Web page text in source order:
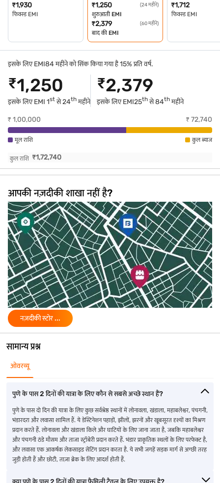
₹1,930
फिक्स्ड EMI
₹1,250 (24 महीने)
शुरुआती EMI
₹2,379 (60 महीने)
बाद की EMI
₹1,712
फिक्स्ड EMI
इसके लिए EMI84 महीने को सिंक किया गया है 15% प्रति वर्ष.
₹1,250
इसके लिए EMI 1stसे 24th महीने
₹2,379
इसके लिए EMI25thसे 84th महीने
₹ 1,00,000 ₹ 72,740
मूल राशि कुल ब्याज
कुल राशि ₹1,72,740
आपकी नज़दीकी शाखा नहीं है?
नज़दीकी स्टोर ...
सामान्य प्रश्न
ओवरव्यू
पुणे के पास 2 दिनों की यात्रा के लिए कौन से सबसे अच्छे स्थान हैं?
पुणे के पास दो दिन की यात्रा के लिए कुछ सर्वश्रेष्ठ स्थानों में लोनावला, खंडाला, महाबलेश्वर, पंचगनी,
भंडारदरा और लवासा शामिल हैं. ये डेस्टिनेशन पहाड़ों, झीलों, झरनों और खूबसूरत दृश्यों का मिश्रण
प्रदान करते हैं. लोनावला और खंडाला किले और घाटियों के लिए जाना जाता है, जबकि महाबलेश्वर
और पंचगनी ठंडे मौसम और ताजा स्ट्रॉबेरी प्रदान करते हैं. भंडार प्राकृतिक स्थलों के लिए परफेक्ट है,
और लवासा एक आकर्षक लेकसाइड सेटिंग प्रदान करता है. ये सभी जगहें सड़क मार्ग से अच्छी तरह
जुड़ी होती हैं और छोटी, ताज़ा ब्रेक के लिए आदर्श होती हैं.